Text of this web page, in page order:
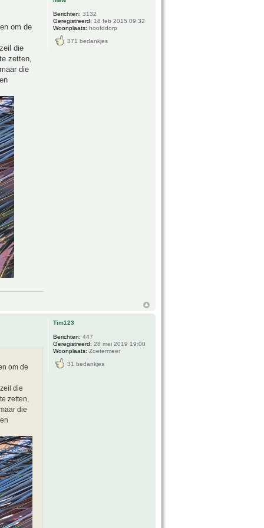
om de
die
zetten,
die
Berichten: 3132
Geregistreerd: 18 feb 2015 09:32
Woonplaats: hoofddorp
371 bedankjes
om de
die
zetten,
die
Tim123
Berichten: 447
Geregistreerd: 28 mei 2019 19:00
Woonplaats: Zoetermeer
31 bedankjes